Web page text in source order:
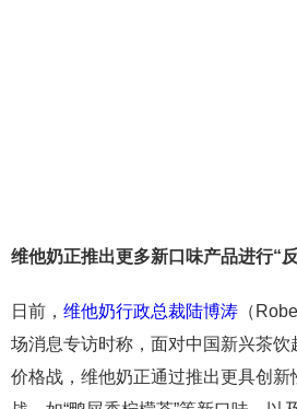
维他奶正推出更多新口味产品进行“
日前， 维他奶行政总裁陆博涛 （
场消息专访时称，面对中国新兴茶饮
价格战，维他奶正通过推出更具创